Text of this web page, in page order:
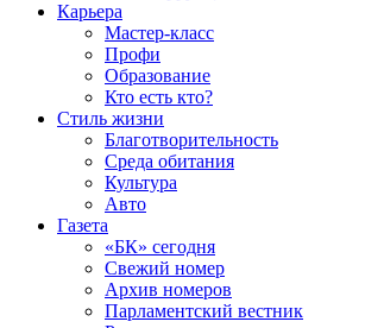
Карьера
Мастер-класс
Профи
Образование
Кто есть кто?
Стиль жизни
Благотворительность
Среда обитания
Культура
Авто
Газета
«БК» сегодня
Свежий номер
Архив номеров
Парламентский вестник